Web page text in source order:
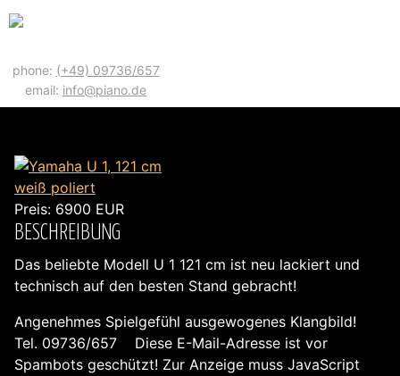
phone: (+49) 09736/657
email: info@piano.de
Preis: 6900 EUR
BESCHREIBUNG
Das beliebte Modell U 1 121 cm ist neu lackiert und
technisch auf den besten Stand gebracht!
Angenehmes Spielgefühl ausgewogenes Klangbild!
Tel. 09736/657 Diese E-Mail-Adresse ist vor
Spambots geschützt! Zur Anzeige muss JavaScript